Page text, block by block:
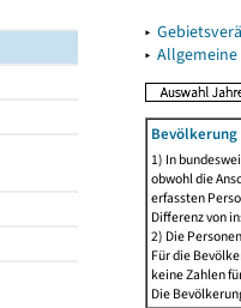
▸
▸
1) In
obwohl die
erfassten
Differenz von
2) Die
Für die
keine Zahlen
Die